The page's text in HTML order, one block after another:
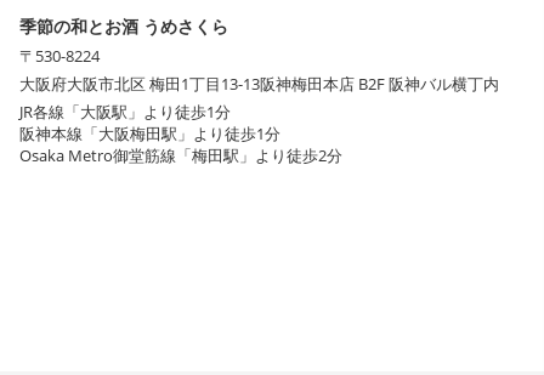
季節の和とお酒 うめさくら
〒530-8224
大阪府大阪市北区 梅田1丁目13-13阪神梅田本店 B2F 阪神バル横丁内
JR各線「大阪駅」より徒歩1分
阪神本線「大阪梅田駅」より徒歩1分
Osaka Metro御堂筋線「梅田駅」より徒歩2分